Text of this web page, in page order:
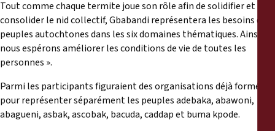
Tout comme chaque termite joue son rôle afin de solidifier et
consolider le nid collectif, Gbabandi représentera les besoins des
peuples autochtones dans les six domaines thématiques. Ainsi,
nous espérons améliorer les conditions de vie de toutes les
personnes ».
Parmi les participants figuraient des organisations déjà formées
pour représenter séparément les peuples adebaka, abawoni,
abagueni, asbak, ascobak, bacuda, caddap et buma kpode.